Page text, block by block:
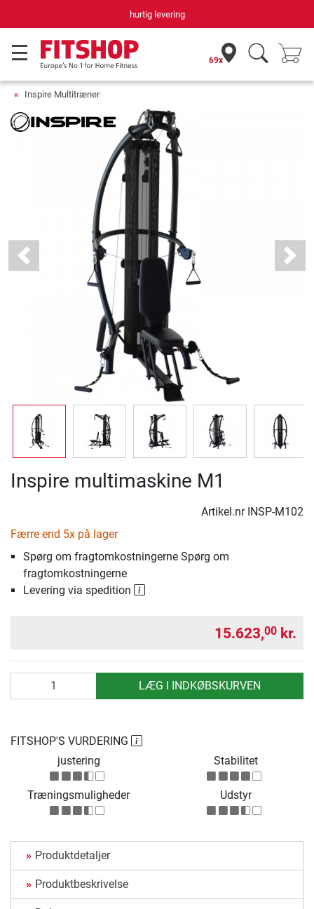
Din hjemmefitnessekspert gennem 42 år
69x
Inspire Multitræner
Previous Next
Inspire multimaskine M1
Artikel.nr INSP-M102
Færre end 5x på lager
Spørg om fragtomkostningerne Spørg om
fragtomkostningerne
Levering via spedition
15.623,00 kr.
LÆG I INDKØBSKURVEN
FITSHOP'S VURDERING
justering
Stabilitet
Træningsmuligheder Udstyr
Produktdetaljer
Produktbeskrivelse